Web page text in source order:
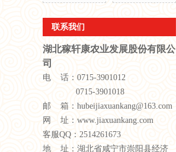
联系我们
湖北稼轩康农业发展股份有限公
司
电 话：0715-3901012
0715-3901018
邮 箱：hubeijiaxuankang@163.com
网 址：www.jiaxuankang.com
客服QQ：2514261673
地 址：湖北省咸宁市崇阳县经济